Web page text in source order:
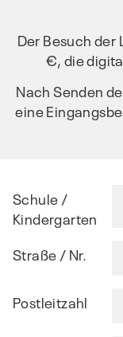
Der Besuch der
€, die
Nach Senden
eine
Schule /
Kindergarten
Straße / Nr.
Postleitzahl